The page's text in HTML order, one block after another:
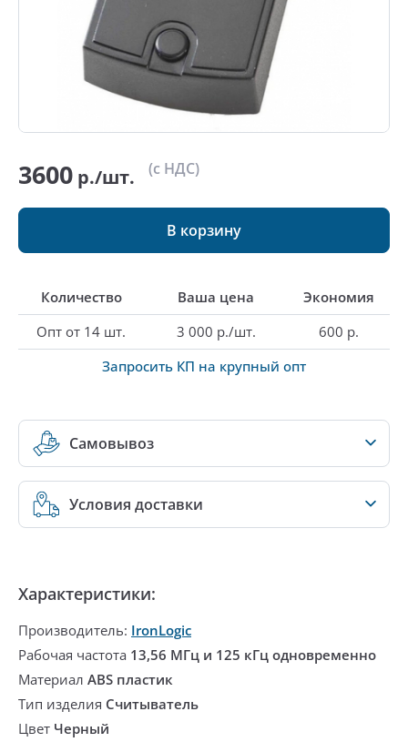
3600 р./шт. (с НДС)
В корзину
Количество Ваша цена
Экономия
Опт от 14 шт.
3 000 р./шт.
600 р.
Запросить КП на крупный опт
Самовывоз
Условия доставки
Характеристики:
Производитель: IronLogic
Рабочая частота 13,56 МГц и 125 кГц одновременно
Материал ABS пластик
Тип изделия Считыватель
Цвет Черный